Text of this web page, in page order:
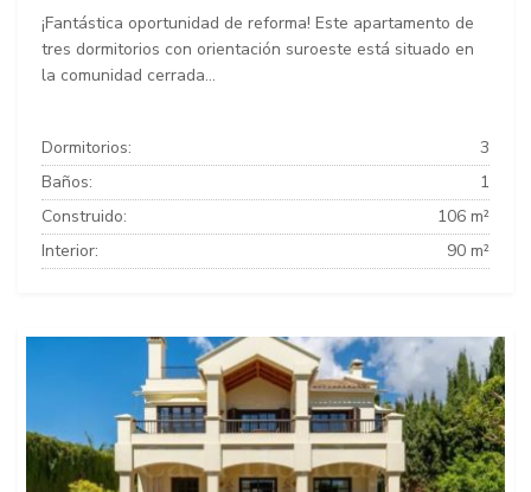
¡Fantástica oportunidad de reforma! Este apartamento de
tres dormitorios con orientación suroeste está situado en
la comunidad cerrada...
Dormitorios:
3
Baños:
1
Construido:
106 m²
Interior:
90 m²